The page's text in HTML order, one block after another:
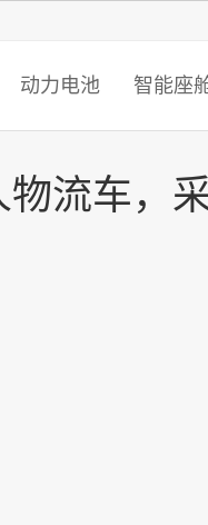
动力电池 智能座
流车，